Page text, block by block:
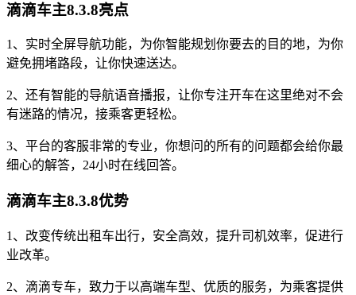
滴滴车主8.3.8亮点
1、实时全屏导航功能，为你智能规划你要去的目的地，为你
避免拥堵路段，让你快速送达。
2、还有智能的导航语音播报，让你专注开车在这里绝对不会
有迷路的情况，接乘客更轻松。
3、平台的客服非常的专业，你想问的所有的问题都会给你最
细心的解答，24小时在线回答。
滴滴车主8.3.8优势
1、改变传统出租车出行，安全高效，提升司机效率，促进行
业改革。
2、滴滴专车，致力于以高端车型、优质的服务，为乘客提供